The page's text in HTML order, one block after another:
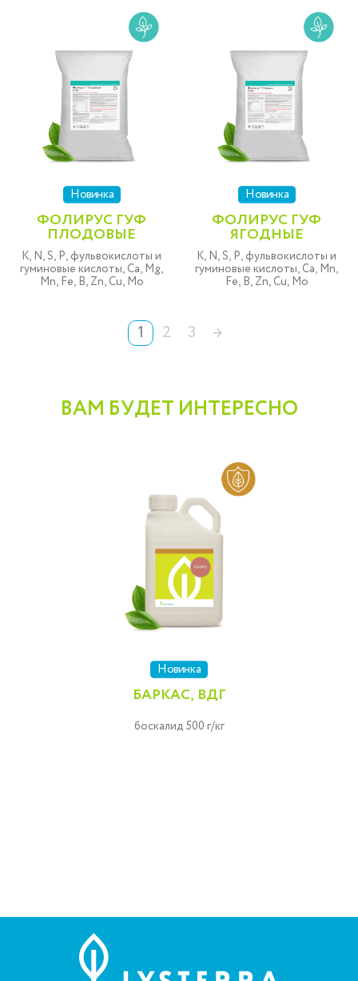
Новинка
ФОЛИРУС ГУФ
ПЛОДОВЫЕ
K, N, S, P, фульвокислоты и
гуминовые кислоты, Ca, Mg,
Mn, Fe, B, Zn, Cu, Mo
Новинка
ФОЛИРУС ГУФ
ЯГОДНЫЕ
K, N, S, P, фульвокислоты и
гуминовые кислоты, Ca, Mn,
Fe, B, Zn, Cu, Mo
1 2 3 →
ВАМ БУДЕТ ИНТЕРЕСНО
БАРКАС, ВДГ
Новинка
боскалид 500 г/кг